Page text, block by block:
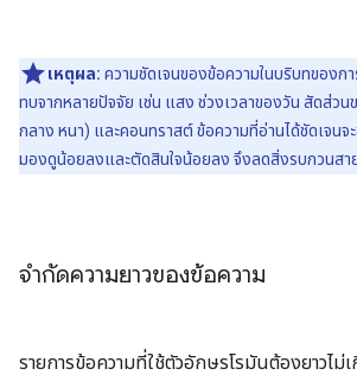
เหตุผล: ความชัดเจนของข้อความในบริบทของก
ทบจากหลายปัจจัย เช่น แสง ช่วงเวลาของวัน สัดส่ว
กลาง หนา) และคอนทราสต์ ข้อความที่อ่านได้ชัดเจนจะ
มองดูน้อยลงและตัดสินใจน้อยลง จึงลดสิ่งรบกวนสา
จำกัดความยาวของข้อความ
รายการข้อความที่ใช้ตัวอักษรโรมันต้องยาวไม่